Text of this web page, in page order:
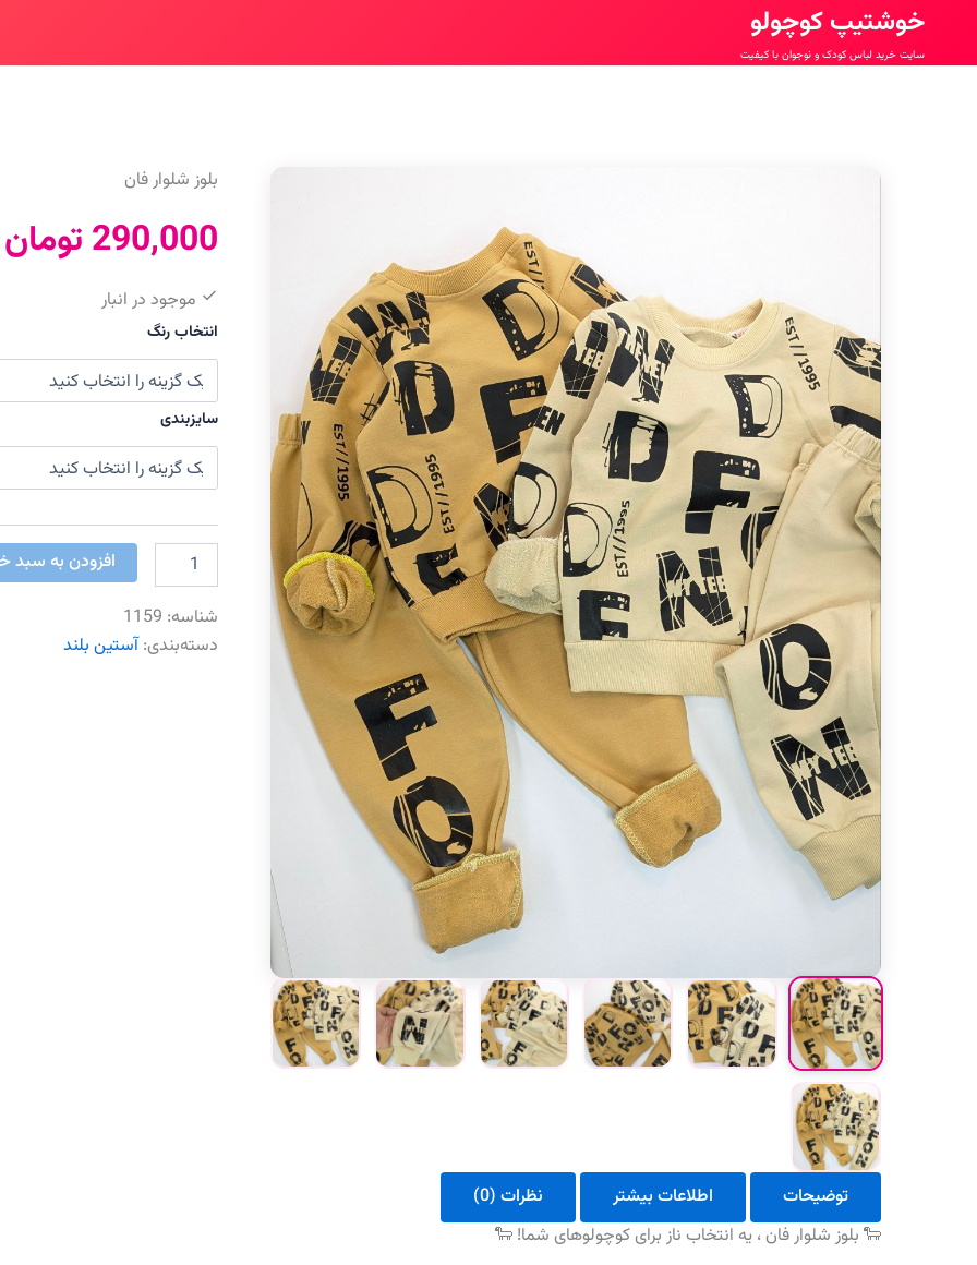
خوشتیپ کوچولو
سایت خرید لباس کودک و نوجوان با کیفیت
بلوز شلوار فان
290,000 تومان
موجود در انبار
انتخاب رنگ
سایزبندی
شلوار
عدد
افزودن به سبد
شناسه: 1159
دسته‌بندی: آستین بلند
توضیحات اطلاعات بیشتر
نظرات (0)
🐑 بلوز شلوار فان ، یه انتخاب ناز برای کوچولوهای شما! 🐑